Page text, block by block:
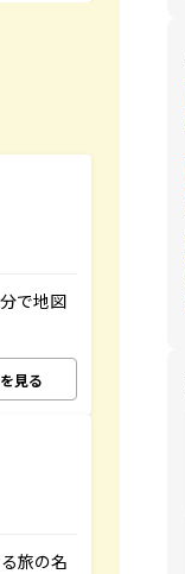
で地図
見る
旅の名